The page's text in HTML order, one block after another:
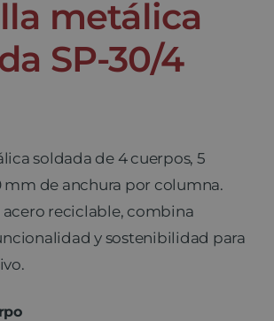
metálica
SP-30/4
soldada de 4 cuerpos, 5
mm de anchura por columna.
acero reciclable, combina
y sostenibilidad para